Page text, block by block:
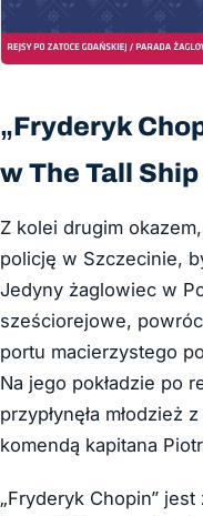
„Fryderyk
w The Tall
Z kolei drugim
policję w Szczecinie,
Jedyny żaglowiec w
sześciorejowe,
portu macierzystego
Na jego pokładzie po
przypłynęła młodzież
komendą kapitana
„Fryderyk Chopin”